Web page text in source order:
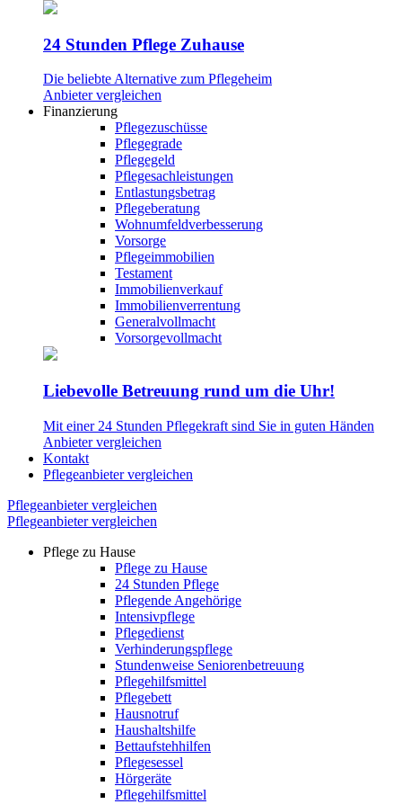
24 Stunden Pflege Zuhause
Die beliebte Alternative zum Pflegeheim
Anbieter vergleichen
Finanzierung
Pflegezuschüsse
Pflegegrade
Pflegegeld
Pflegesachleistungen
Entlastungsbetrag
Pflegeberatung
Wohnumfeldverbesserung
Vorsorge
Pflegeimmobilien
Testament
Immobilienverkauf
Immobilienverrentung
Generalvollmacht
Vorsorgevollmacht
Liebevolle Betreuung rund um die Uhr!
Mit einer 24 Stunden Pflegekraft sind Sie in guten Händen
Anbieter vergleichen
Kontakt
Pflegeanbieter vergleichen
Pflegeanbieter vergleichen
Pflegeanbieter vergleichen
Pflege zu Hause
Pflege zu Hause
24 Stunden Pflege
Pflegende Angehörige
Intensivpflege
Pflegedienst
Verhinderungspflege
Stundenweise Seniorenbetreuung
Pflegehilfsmittel
Pflegebett
Hausnotruf
Haushaltshilfe
Bettaufstehhilfen
Pflegesessel
Hörgeräte
Pflegehilfsmittel